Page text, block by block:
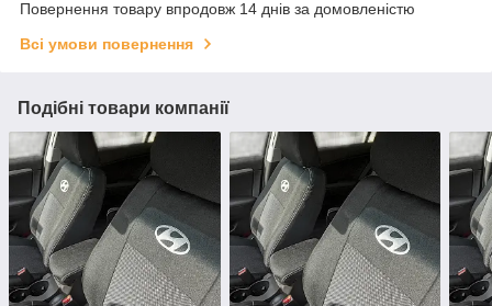
Повернення товару впродовж 14 днів за домовленістю
Всі умови повернення
Подібні товари компанії